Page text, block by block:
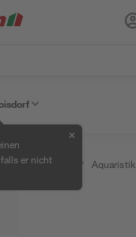
, falls er nicht
✕
/ Tierbedarf / Aquaristik